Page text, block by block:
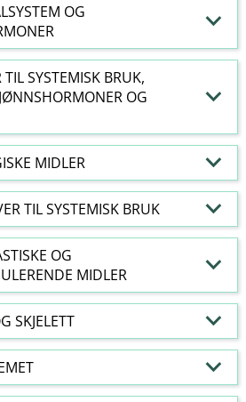
OG
SYSTEMISK BRUK,
OG
MIDLER
TIL SYSTEMISK BRUK
OG
MIDLER
SKJELETT